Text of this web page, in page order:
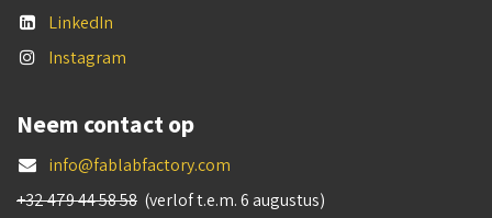
LinkedIn
Instagram
Neem contact op
info@fablabfactory.com
+32 479 44 58 58 (verlof t.e.m. 6 augustus)